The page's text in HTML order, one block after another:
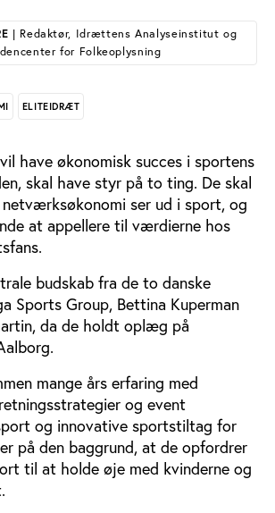
| Redaktør, Idrættens Analyseinstitut og
for Folkeoplysning
ELITEIDRÆT
have økonomisk succes i sportens
skal have styr på to ting. De skal
ser ud i sport, og
at appellere til værdierne hos
budskab fra de to danske
Sports Group, Bettina Kuperman
da de holdt oplæg på
mange års erfaring med
og event
og innovative sportstiltag for
på den baggrund, at de opfordrer
til at holde øje med kvinderne og